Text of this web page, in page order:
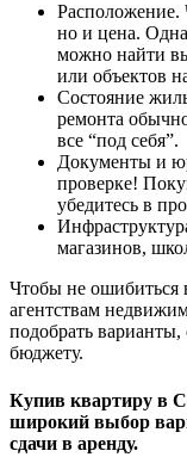
но и цена.
можно найти
или объектов
Состояние
ремонта
все “под себя”.
Документы и
проверке!
убедитесь в
магазинов,
Чтобы не ошибиться
агентствам
подобрать
бюджету.
Купив квартиру в
широкий выбор
сдачи в аренду.